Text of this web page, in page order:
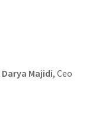
Darya Majidi, Ceo